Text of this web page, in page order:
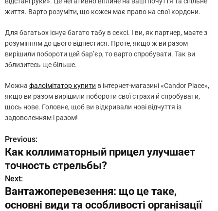
життя. Варто розуміти, що кожен має право на свої кордони.
Для багатьох існує багато табу в сексі. І ви, як партнер, маєте з
розумінням до цього віднестися. Проте, якщо ж ви разом
вирішили побороти цей бар’єр, то варто спробувати. Так ви
зблизитесь ще більше.
Можна фалоімітатор купити в інтернет-магазині «Candor Place»,
якщо ви разом вирішили побороти свої страхи й спробувати,
щось нове. Головне, щоб ви відкривали нові відчуття із
задоволенням і разом!
Н
а
в
и
Previous:
Как коллиматорный прицел улучшает
точность стрельбы?
Next:
Вантажоперевезення: що це таке,
основні види та особливості організації